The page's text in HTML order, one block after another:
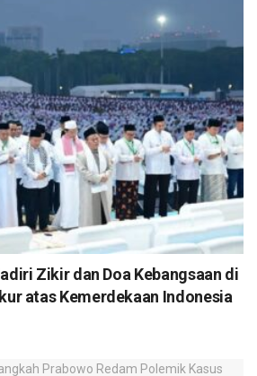
Zikir dan Doa Kebangsaan di
atas Kemerdekaan Indonesia